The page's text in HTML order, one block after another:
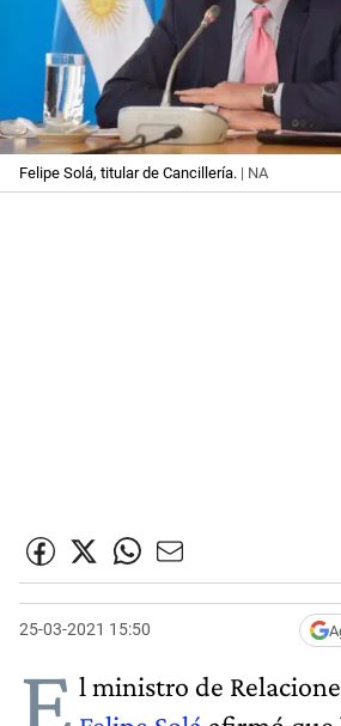
Felipe Solá, titular de Cancillería. | NA
25-03-2021 15:50
E l ministro de